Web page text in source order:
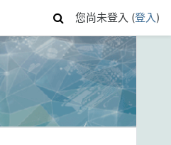
您尚未登入 (登入)